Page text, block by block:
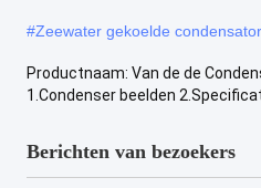
#Zeewater gekoelde condensator
Productnaam: Van de de
1.Condenser beelden
Berichten van bezoekers